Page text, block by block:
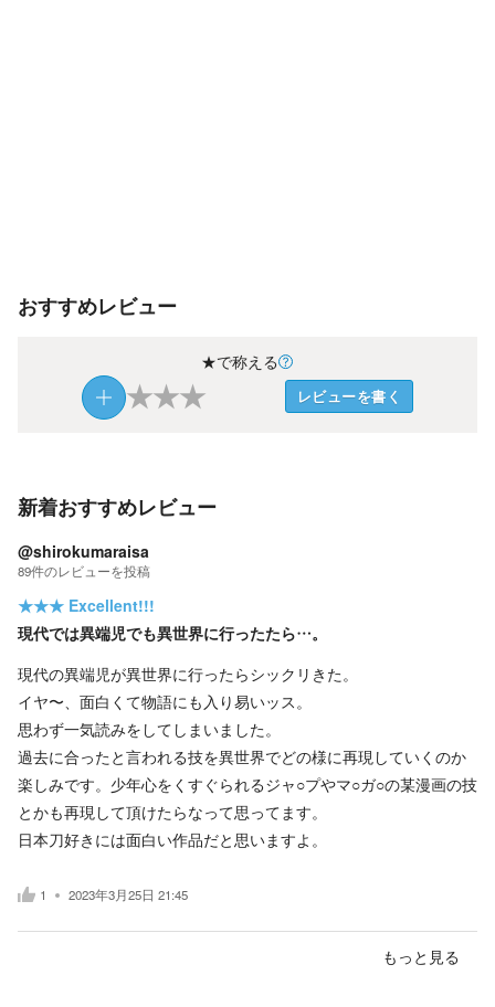
おすすめレビュー
★で称える
★★★ レビューを書く
新着おすすめレビュー
@shirokumaraisa
89件のレビューを投稿
★★★ Excellent!!!
現代では異端児でも異世界に行ったたら…。
現代の異端児が異世界に行ったらシックリきた。
イヤ〜、面白くて物語にも入り易いッス。
思わず一気読みをしてしまいました。
過去に合ったと言われる技を異世界でどの様に再現していくのか
楽しみです。少年心をくすぐられるジャ○プやマ○ガ○の某漫画の技
とかも再現して頂けたらなって思ってます。
日本刀好きには面白い作品だと思いますよ。
1 2023年3月25日 21:45
もっと見る